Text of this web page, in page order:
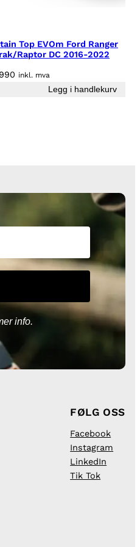
Top EVOm Ford Ranger
Raptor DC 2016-2022
inkl. mva
Legg i handlekurv
info.
FØLG OSS
Facebook
Instagram
LinkedIn
Tik Tok